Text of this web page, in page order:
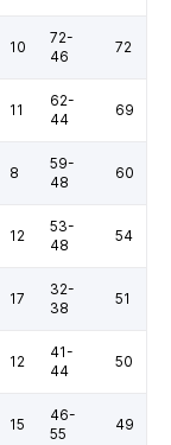
10
72-
46
72
11
62-
44
69
8
59-
48
60
12
53-
48
54
17
32-
38
51
12
41-
44
50
15
46-
55
49